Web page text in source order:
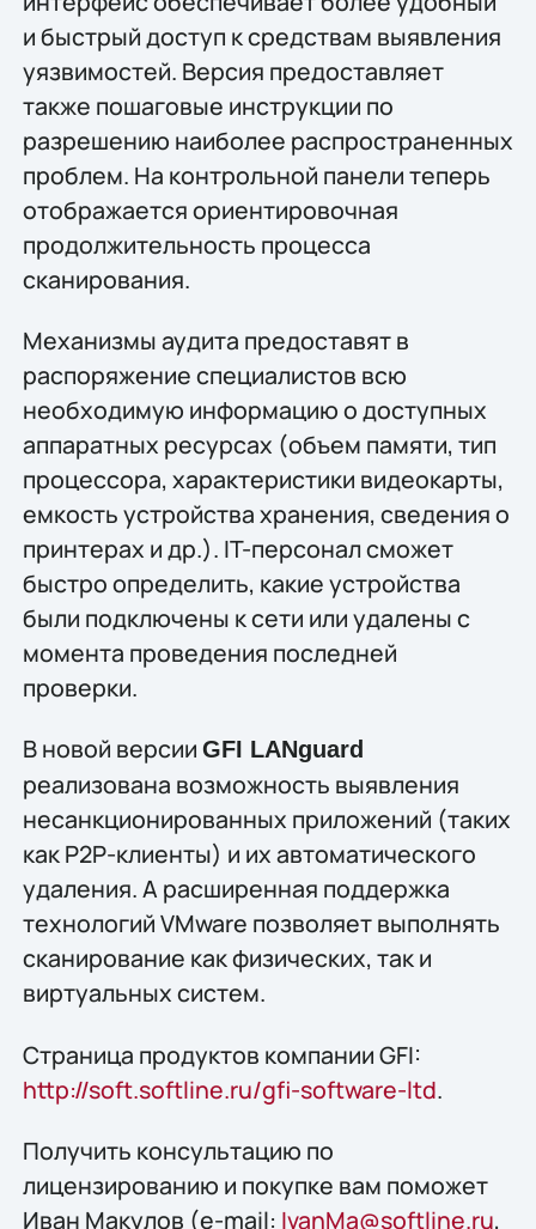
и быстрый доступ к средствам выявления
уязвимостей. Версия предоставляет
также пошаговые инструкции по
разрешению наиболее распространенных
проблем. На контрольной панели теперь
отображается ориентировочная
продолжительность процесса
сканирования.
Механизмы аудита предоставят в
распоряжение специалистов всю
необходимую информацию о доступных
аппаратных ресурсах (объем памяти, тип
процессора, характеристики видеокарты,
емкость устройства хранения, сведения о
принтерах и др.). IT-персонал сможет
быстро определить, какие устройства
были подключены к сети или удалены с
момента проведения последней
проверки.
В новой версии GFI LANguard
реализована возможность выявления
несанкционированных приложений (таких
как P2P-клиенты) и их автоматического
удаления. А расширенная поддержка
технологий VMware позволяет выполнять
сканирование как физических, так и
виртуальных систем.
Страница продуктов компании GFI:
http://soft.softline.ru/gfi-software-ltd.
Получить конcультацию по
лицензированию и покупке вам поможет
Иван Макулов (e-mail: IvanMa@softline.ru,